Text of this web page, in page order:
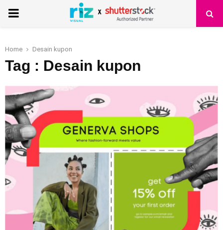
PRIMARY
Home Desain kupon
Tag : Desain kupon